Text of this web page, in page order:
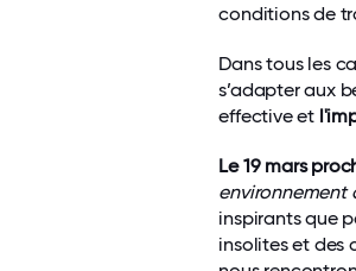
conditions de
Dans tous les
s’adapter aux
effective et
Le 19 mars
environnement
inspirants que
insolites et des